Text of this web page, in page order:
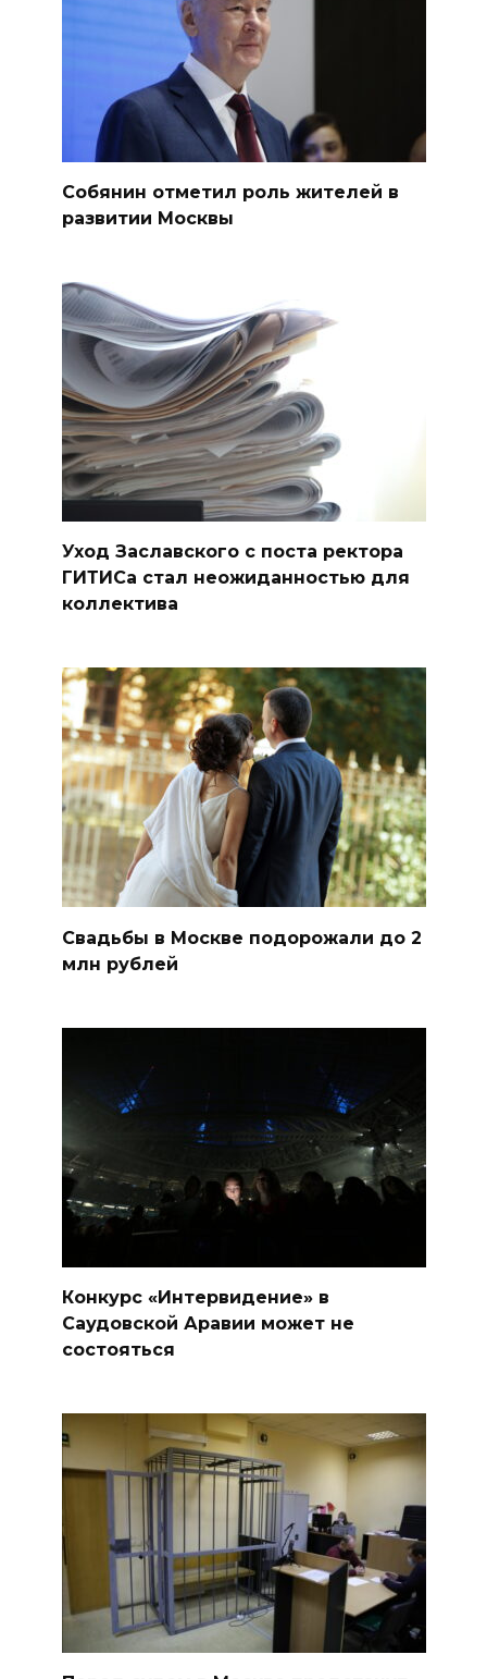
Собянин отметил роль жителей в
развитии Москвы
Уход Заславского с поста ректора
ГИТИСа стал неожиданностью для
коллектива
Свадьбы в Москве подорожали до 2
млн рублей
Конкурс «Интервидение» в
Саудовской Аравии может не
состояться